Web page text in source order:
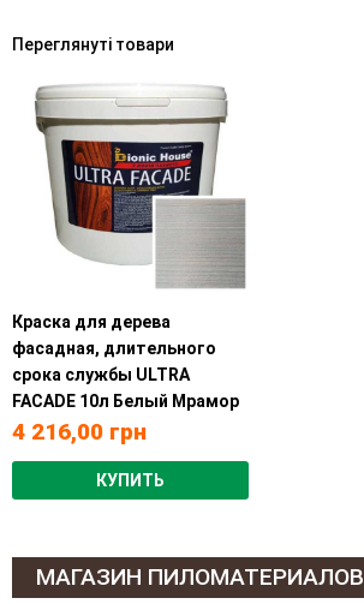
Переглянуті товари
Краска для дерева
фасадная, длительного
срока службы ULTRA
FACADE 10л Белый Мрамор
4 216,00 грн
КУПИТЬ
МАГАЗИН ПИЛОМАТЕРИАЛОВ